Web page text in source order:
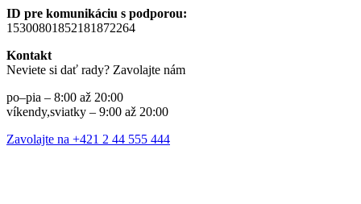
ID pre komunikáciu s podporou:
15300801852181872264
Kontakt
Neviete si dať rady? Zavolajte nám
po–pia – 8:00 až 20:00
víkendy,sviatky – 9:00 až 20:00
Zavolajte na +421 2 44 555 444